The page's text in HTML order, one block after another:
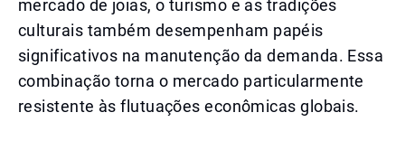
mercado de joias, o turismo e as tradições
culturais também desempenham papéis
significativos na manutenção da demanda. Essa
combinação torna o mercado particularmente
resistente às flutuações econômicas globais.